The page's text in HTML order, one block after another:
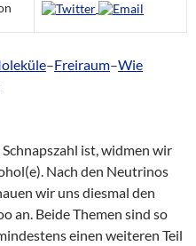
–Freiraum–Wie
ist, widmen wir
Nach den Neutrinos
wir uns diesmal den
an. Beide Themen sind so
einen weiteren Teil